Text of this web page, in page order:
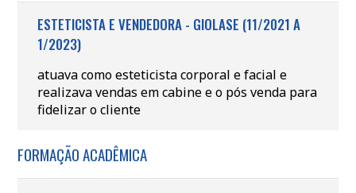
ESTETICISTA E VENDEDORA - GIOLASE (11/2021 A
1/2023)
atuava como esteticista corporal e facial e
realizava vendas em cabine e o pós venda para
fidelizar o cliente
FORMAÇÃO ACADÊMICA